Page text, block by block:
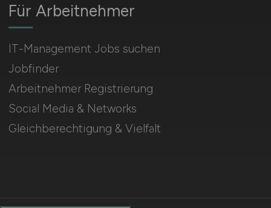
Für Arbeitnehmer
IT-Management Jobs suchen
Jobfinder
Arbeitnehmer Registrierung
Social Media & Networks
Gleichberechtigung & Vielfalt